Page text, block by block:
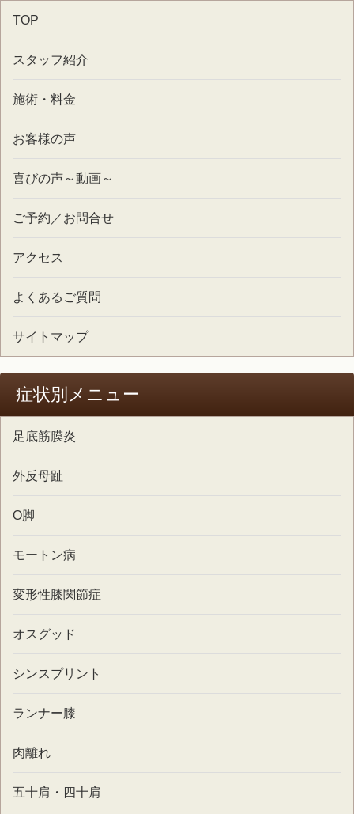
TOP
スタッフ紹介
施術・料金
お客様の声
喜びの声～動画～
ご予約／お問合せ
アクセス
よくあるご質問
サイトマップ
症状別メニュー
足底筋膜炎
外反母趾
O脚
モートン病
変形性膝関節症
オスグッド
シンスプリント
ランナー膝
肉離れ
五十肩・四十肩